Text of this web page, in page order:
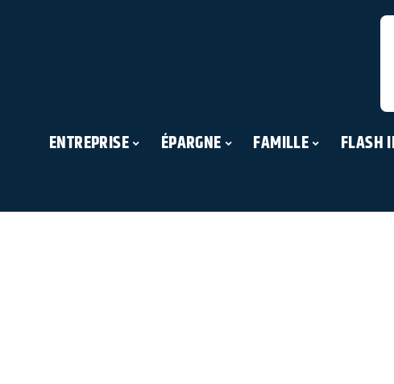
ENTREPRISE ÉPARGNE FAMILLE FLASH